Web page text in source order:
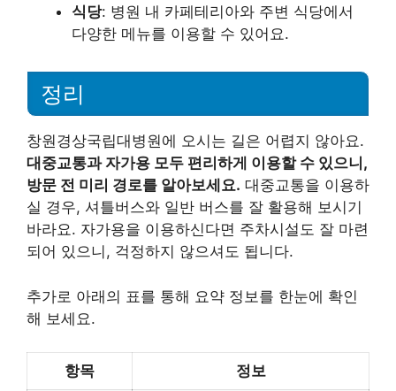
식당: 병원 내 카페테리아와 주변 식당에서
다양한 메뉴를 이용할 수 있어요.
정리
창원경상국립대병원에 오시는 길은 어렵지 않아요.
대중교통과 자가용 모두 편리하게 이용할 수 있으니,
방문 전 미리 경로를 알아보세요. 대중교통을 이용하
실 경우, 셔틀버스와 일반 버스를 잘 활용해 보시기
바라요. 자가용을 이용하신다면 주차시설도 잘 마련
되어 있으니, 걱정하지 않으셔도 됩니다.
추가로 아래의 표를 통해 요약 정보를 한눈에 확인
해 보세요.
항목 정보